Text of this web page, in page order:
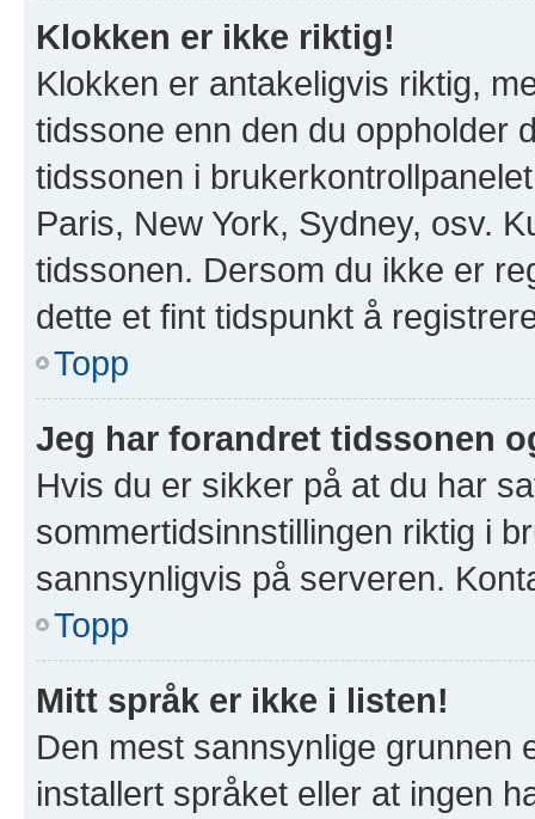
Klokken er ikke riktig!
Klokken er antakeligvis riktig,
tidssone enn den du oppholder
tidssonen i
Paris, New York, Sydney, osv.
tidssonen. Dersom du ikke er
dette et fint tidspunkt å
Topp
Jeg har forandret tidssonen
Hvis du er sikker på at du har
sommertidsinnstillingen riktig i
sannsynligvis på serveren.
Topp
Mitt språk er ikke i listen!
Den mest sannsynlige grunnen
installert språket eller at ingen